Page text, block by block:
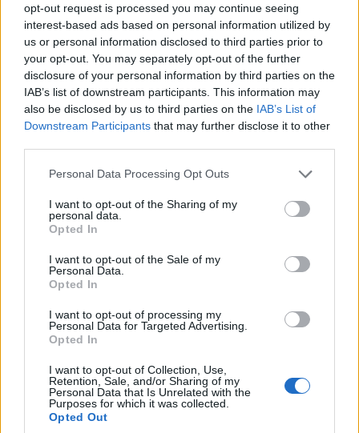
opt-out request is processed you may continue seeing
interest-based ads based on personal information utilized by
us or personal information disclosed to third parties prior to
your opt-out. You may separately opt-out of the further
disclosure of your personal information by third parties on the
IAB’s list of downstream participants. This information may
also be disclosed by us to third parties on the IAB’s List of
Downstream Participants that may further disclose it to other
Please note that this website/app uses one or more Google
not limited to your visit or usage behaviour. You may click to
grant or deny consent to Google and its third-party tags to
use your data for below specified purposes in below Google
consent section.
Personal Data Processing Opt Outs
I want to opt-out of the Sharing of my
personal data.
Opted In
I want to opt-out of the Sale of my
Personal Data.
Opted In
I want to opt-out of processing my
Personal Data for Targeted Advertising.
Opted In
I want to opt-out of Collection, Use,
Retention, Sale, and/or Sharing of my
Personal Data that Is Unrelated with the
Purposes for which it was collected.
Opted Out
Scopri Caravaggio 2025: l’arte che vive
attraverso i secoli
Un'esperienza unica nell'arte di Caravaggio, dove ogni
dipinto racconta una storia di profondità e verità.
Staff · 26 Jun 2025
NOTICIAS
Cómo maximizar tus viajes usando
puntos de recompensa con Chase Ultimate
Rewards
Conoce cómo los puntos de recompensa de Chase pueden